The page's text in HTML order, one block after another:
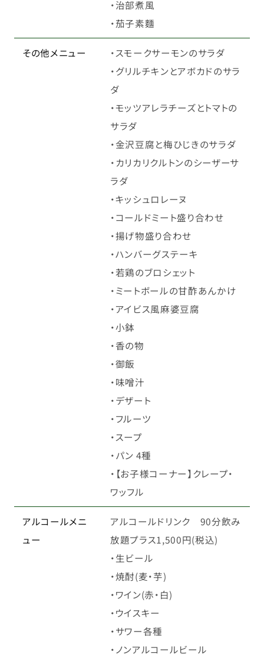
・治部煮風
・茄子素麵
その他メニュー
・スモークサーモンのサラダ
・グリルチキンとアボカドのサラ
ダ
・モッツアレラチーズとトマトの
サラダ
・金沢豆腐と梅ひじきのサラダ
・カリカリクルトンのシーザーサ
ラダ
・キッシュロレーヌ
・コールドミート盛り合わせ
・揚げ物盛り合わせ
・ハンバーグステーキ
・若鶏のブロシェット
・ミートボールの甘酢あんかけ
・アイビス風麻婆豆腐
・小鉢
・香の物
・御飯
・味噌汁
・デザート
・フルーツ
・スープ
・パン 4種
・【お子様コーナー】クレープ・
ワッフル
アルコールメニ
ュー
アルコールドリンク 90分飲み
放題プラス1,500円(税込)
・生ビール
・焼酎(麦・芋)
・ワイン(赤・白)
・ウイスキー
・サワー各種
・ノンアルコールビール